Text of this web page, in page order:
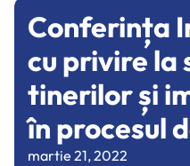
Conferința
cu privire la
tinerilor și
în procesul
martie 21, 2022